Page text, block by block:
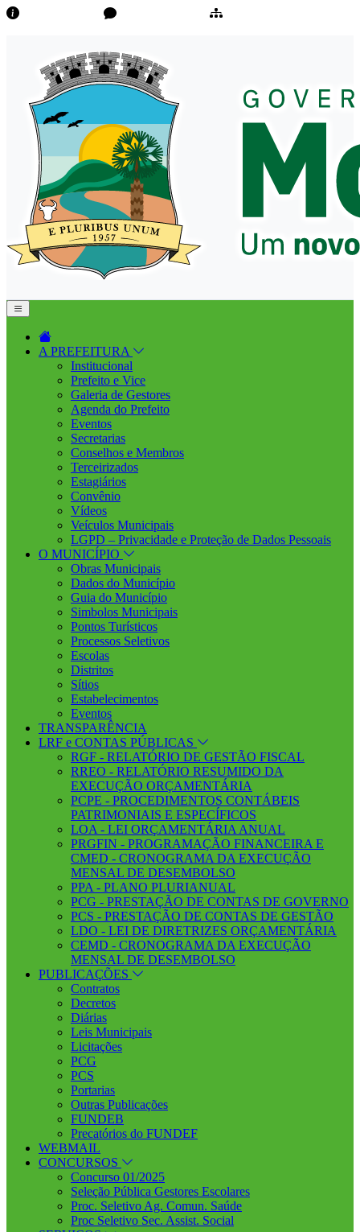
A PREFEITURA
Institucional
Prefeito e Vice
Galeria de Gestores
Agenda do Prefeito
Eventos
Secretarias
Conselhos e Membros
Terceirizados
Estagiários
Convênio
Vídeos
Veículos Municipais
LGPD – Privacidade e Proteção de Dados Pessoais
O MUNICÍPIO
Obras Municipais
Dados do Município
Guia do Município
Simbolos Municipais
Pontos Turísticos
Processos Seletivos
Escolas
Distritos
Sítios
Estabelecimentos
Eventos
TRANSPARÊNCIA
LRF e CONTAS PÚBLICAS
RGF - RELATÓRIO DE GESTÃO FISCAL
RREO - RELATÓRIO RESUMIDO DA
EXECUÇÃO ORÇAMENTÁRIA
PCPE - PROCEDIMENTOS CONTÁBEIS
PATRIMONIAIS E ESPECÍFICOS
LOA - LEI ORÇAMENTÁRIA ANUAL
PRGFIN - PROGRAMAÇÃO FINANCEIRA E
CMED - CRONOGRAMA DA EXECUÇÃO
MENSAL DE DESEMBOLSO
PPA - PLANO PLURIANUAL
PCG - PRESTAÇÃO DE CONTAS DE GOVERNO
PCS - PRESTAÇÃO DE CONTAS DE GESTÃO
LDO - LEI DE DIRETRIZES ORÇAMENTÁRIA
CEMD - CRONOGRAMA DA EXECUÇÃO
MENSAL DE DESEMBOLSO
PUBLICAÇÕES
Contratos
Decretos
Diárias
Leis Municipais
Licitações
PCG
PCS
Portarias
Outras Publicações
FUNDEB
Precatórios do FUNDEF
WEBMAIL
CONCURSOS
Concurso 01/2025
Seleção Pública Gestores Escolares
Proc. Seletivo Ag. Comun. Saúde
Proc Seletivo Sec. Assist. Social